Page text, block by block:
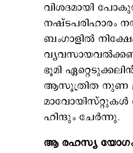
വിശദമായി
നഷ്ടപരിഹാരം
ബംഗാളിൽ
ഭൂമി
ആസൂത്രിത നുണ
ഹിന്ദും ചേർന്നു.
ആ രഹസ്യ